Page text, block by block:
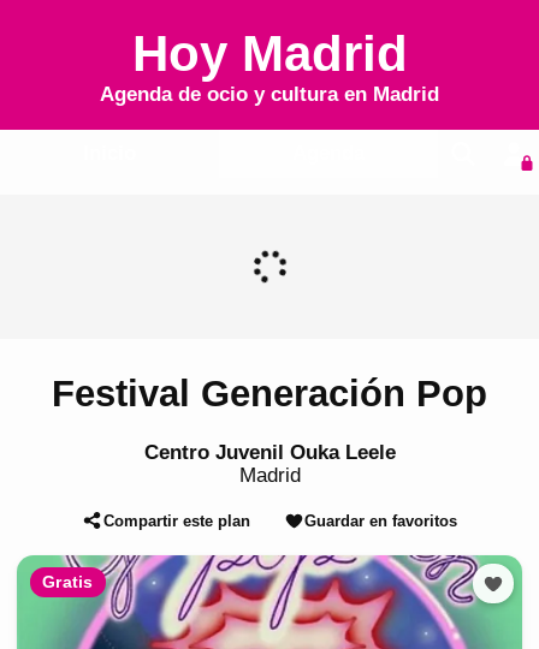
Hoy Madrid
Agenda de ocio y cultura en Madrid
Festival Generación Pop
Centro Juvenil Ouka Leele
Madrid
Compartir este plan Guardar en favoritos
Gratis